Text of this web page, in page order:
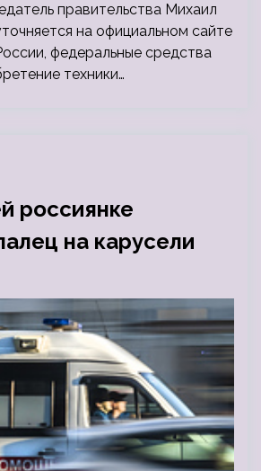
правительства Михаил
на официальном сайте
федеральные средства
техники…
россиянке
на карусели